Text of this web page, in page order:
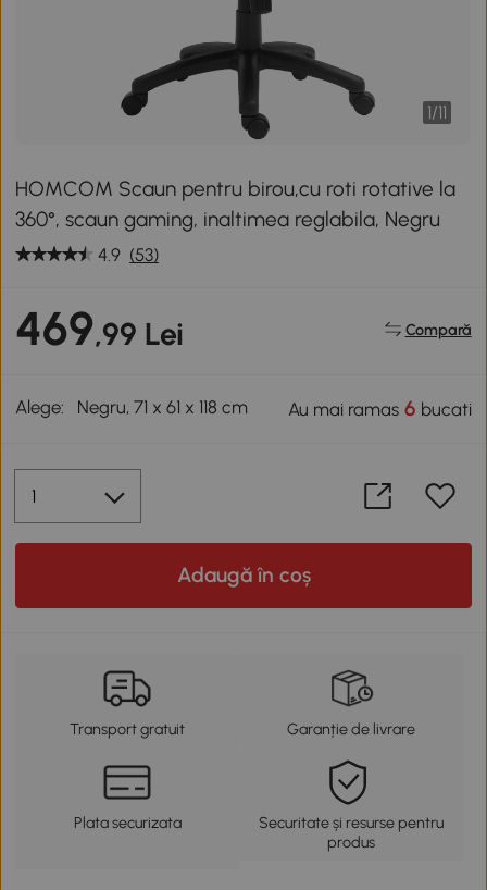
1/11
HOMCOM Scaun pentru birou,cu roti rotative la
360°, scaun gaming, inaltimea reglabila, Negru
4.9 (53)
469,99 Lei Compară
Alege: Negru, 71 x 61 x 118 cm Au mai ramas6 bucati
Adaugă în coș
Transport gratuit Garanție de livrare
Plata securizata
Securitate și resurse pentru
produs